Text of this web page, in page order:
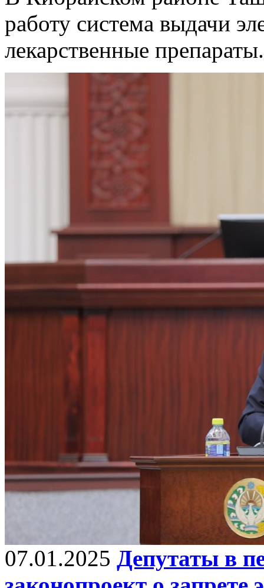
работу система выдачи
лекарственные препараты.
07.01.2025 Депутаты в